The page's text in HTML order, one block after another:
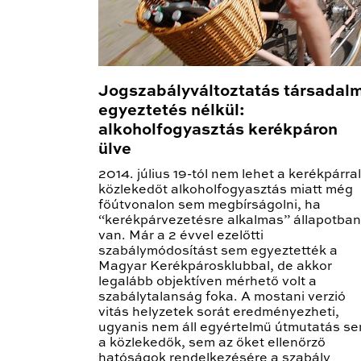
Jogszabályváltoztatás
egyeztetés nélkül:
alkoholfogyasztás kerékpáron
ülve
2014. július 19-tól nem lehet a kerékpárral
közlekedőt alkoholfogyasztás miatt még
főútvonalon sem megbírságolni, ha
“kerékpárvezetésre alkalmas” állapotban
van. Már a 2 évvel ezelőtti
szabálymódosítást sem egyeztették a
Magyar Kerékpárosklubbal, de akkor
legalább objektíven mérhető volt a
szabálytalanság foka. A mostani verzió
vitás helyzetek sorát eredményezheti,
ugyanis nem áll egyértelmű útmutatás
a közlekedők, sem az őket ellenőrző